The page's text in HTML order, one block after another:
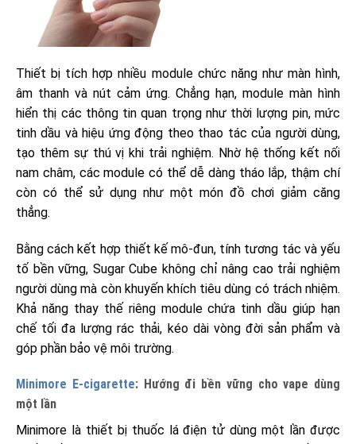
Thiết bị tích hợp nhiều module chức năng như màn hình,
âm thanh và nút cảm ứng. Chẳng hạn, module màn hình
hiển thị các thông tin quan trọng như thời lượng pin, mức
tinh dầu và hiệu ứng động theo thao tác của người dùng,
tạo thêm sự thú vị khi trải nghiệm. Nhờ hệ thống kết nối
nam châm, các module có thể dễ dàng tháo lắp, thậm chí
còn có thể sử dụng như một món đồ chơi giảm căng
thẳng.
Bằng cách kết hợp thiết kế mô-đun, tính tương tác và yếu
tố bền vững, Sugar Cube không chỉ nâng cao trải nghiệm
người dùng mà còn khuyến khích tiêu dùng có trách nhiệm.
Khả năng thay thế riêng module chứa tinh dầu giúp hạn
chế tối đa lượng rác thải, kéo dài vòng đời sản phẩm và
góp phần bảo vệ môi trường.
Minimore E-cigarette: Hướng đi bền vững cho vape dùng
một lần
Minimore là thiết bị thuốc lá điện tử dùng một lần được